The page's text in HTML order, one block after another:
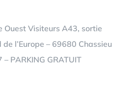
Ouest Visiteurs A43, sortie
l’Europe – 69680 Chassieu
PARKING GRATUIT